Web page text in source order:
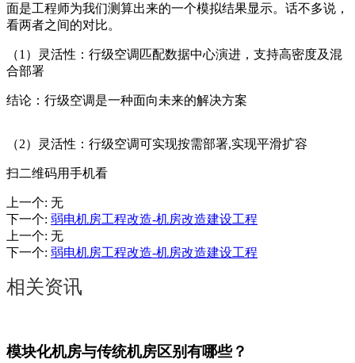
面是工程师为我们测算出来的一个模拟结果显示。话不多说，
看两者之间的对比。
（1）灵活性：行级空调匹配数据中心演进，支持高密度及混
合部署
结论：行级空调是一种面向未来的解决方案
（2）灵活性：行级空调可实现按需部署,实现平滑扩容
扫二维码用手机看
上一个: 无
下一个: 弱电机房工程改造-机房改造建设工程
上一个: 无
下一个: 弱电机房工程改造-机房改造建设工程
相关资讯
模块化机房与传统机房区别有哪些？